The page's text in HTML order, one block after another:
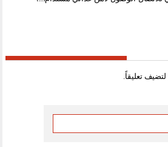
لتضيف تعليقاً.